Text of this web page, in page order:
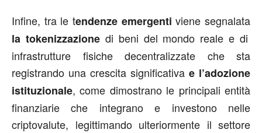
Infine, tra le tendenze emergentiviene segnalata
la tokenizzazione di beni del mondo reale e di
infrastrutture fisiche decentralizzate che sta
registrando una crescita significativa e l’adozione
istituzionale, come dimostrano le principali entità
finanziarie che integrano e investono nelle
criptovalute, legittimando ulteriormente il settore